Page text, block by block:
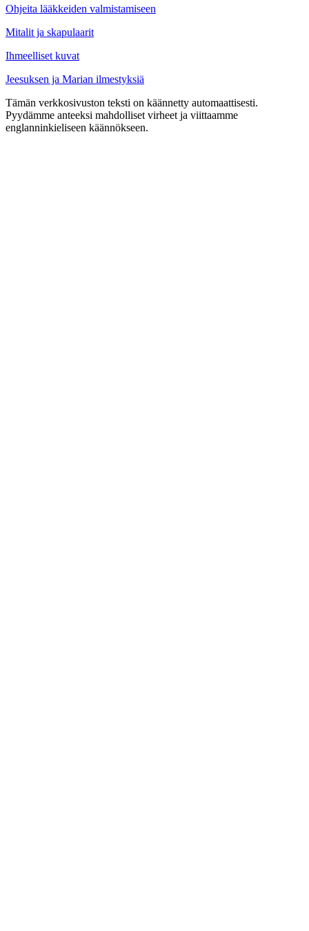
Ohjeita lääkkeiden valmistamiseen
Mitalit ja skapulaarit
Ihmeelliset kuvat
Jeesuksen ja Marian ilmestyksiä
Tämän verkkosivuston teksti on käännetty automaattisesti.
Pyydämme anteeksi mahdolliset virheet ja viittaamme
englanninkieliseen käännökseen.